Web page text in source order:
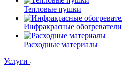
Тепловые пушки
Инфракрасные обогреватели
Расходные материалы
Услуги